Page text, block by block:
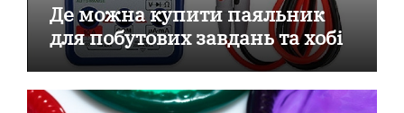
Де можна купити паяльник
для побутових завдань та хобі